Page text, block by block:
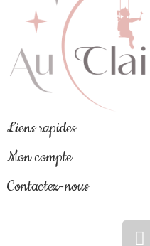
Liens rapides
Mon compte
Contactez-nous